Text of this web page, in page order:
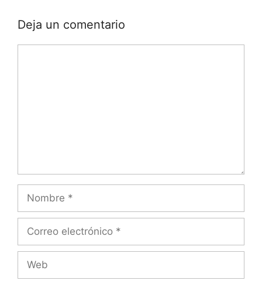
Deja un comentario
electrónico